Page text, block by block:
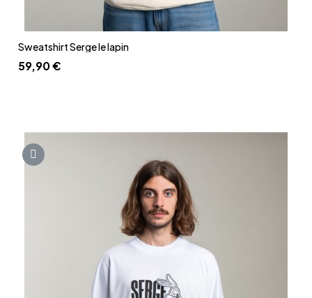
Aperçu rapide
Sweatshirt Serge le lapin
59,90 €